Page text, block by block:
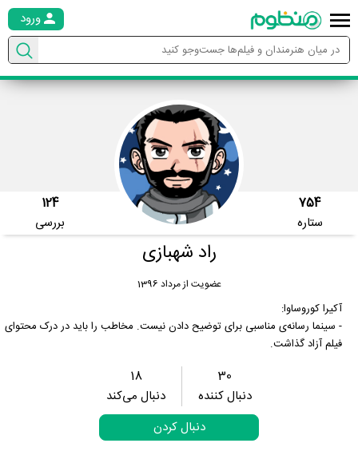
ورود
754
ستاره
124
بررسی
راد شهبازی
عضویت از مرداد 1396
آکیرا کوروساوا:
- سینما رسانه‌ی مناسبی برای توضیح دادن نیست. مخاطب را باید در درک محتوای
فیلم آزاد گذاشت.
30
دنبال کننده
18
دنبال می‌کند
دنبال کردن